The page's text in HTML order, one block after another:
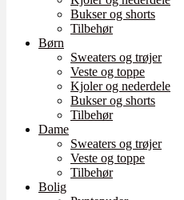
Bukser og shorts
Tilbehør
Børn
Sweaters og trøjer
Veste og toppe
Kjoler og nederdele
Bukser og shorts
Tilbehør
Dame
Sweaters og trøjer
Veste og toppe
Tilbehør
Bolig